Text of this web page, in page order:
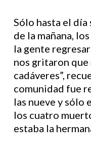
Sólo hasta el día
de la mañana,
la gente
nos gritaron que
cadáveres”,
comunidad fue
las nueve y sólo
los cuatro
estaba la